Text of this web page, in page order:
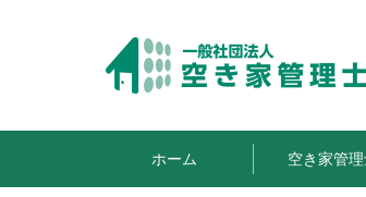
ホーム 空き家管